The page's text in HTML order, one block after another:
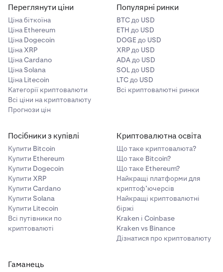
Переглянути ціни
Ціна біткоїна
Ціна Ethereum
Ціна Dogecoin
Ціна XRP
Ціна Cardano
Ціна Solana
Ціна Litecoin
Категорії криптовалюти
Всі ціни на криптовалюту
Прогнози цін
Популярні ринки
BTC до USD
ETH до USD
DOGE до USD
XRP до USD
ADA до USD
SOL до USD
LTC до USD
Всі криптовалютні ринки
Посібники з купівлі
Купити Bitcoin
Купити Ethereum
Купити Dogecoin
Купити XRP
Купити Cardano
Купити Solana
Купити Litecoin
Всі путівники по
криптовалюті
Криптовалютна освіта
Що таке криптовалюта?
Що таке Bitcoin?
Що таке Ethereum?
Найкращі платформи для
криптоф’ючерсів
Найкращі криптовалютні
біржі
Kraken і Coinbase
Kraken vs Binance
Дізнатися про криптовалюту
Гаманець